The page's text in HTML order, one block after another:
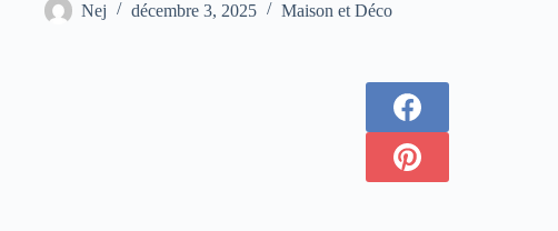
Nej décembre 3, 2025 Maison et Déco